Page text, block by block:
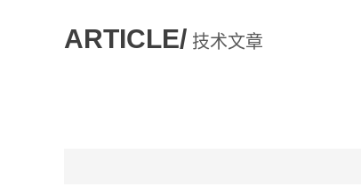
ARTICLE/ 技术文章